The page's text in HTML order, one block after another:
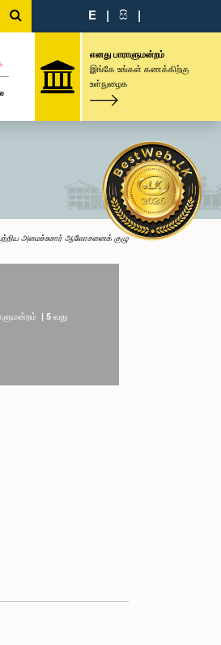
E | සි |
எனது பாராளுமன்றம்
இங்கே உங்கள் கணக்கிற்கு
உள்நுழைக
அமைச்சுசார் ஆலோசனைக் குழு
| 5 வது